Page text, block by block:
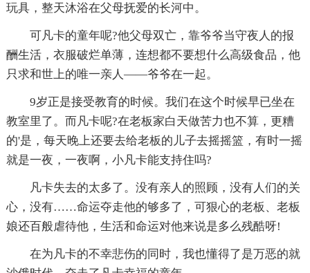
玩具，整天沐浴在父母抚爱的长河中。
可凡卡的童年呢?他父母双亡，靠爷爷当守夜人的报
酬生活，衣服破烂单薄，连想都不要想什么高级食品，他
只求和世上的唯一亲人——爷爷在一起。
9岁正是接受教育的时候。我们在这个时候早已坐在
教室里了。而凡卡呢?在老板家白天做苦力也不算，更糟
的'是，每天晚上还要去给老板的儿子去摇摇篮，有时一摇
就是一夜，一夜啊，小凡卡能支持住吗?
凡卡失去的太多了。没有亲人的照顾，没有人们的关
心，没有……命运夺走他的够多了，可狠心的老板、老板
娘还百般虐待他，生活和命运对他来说是多么残酷呀!
在为凡卡的不幸悲伤的同时，我也懂得了是万恶的就